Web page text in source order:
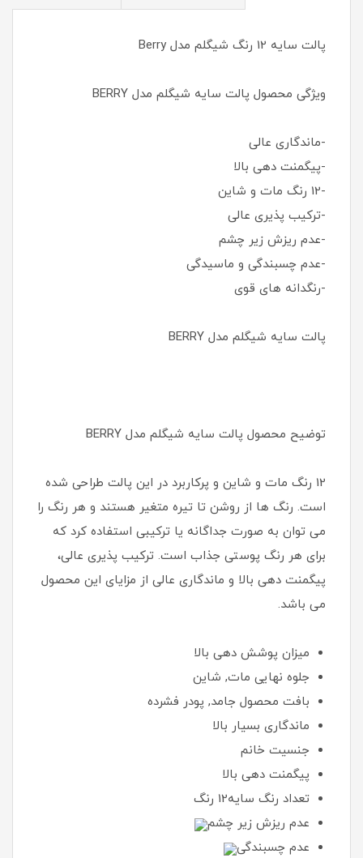
پالت سایه 12 رنگ شیگلم مدل Berry
ویژگی محصول پالت سایه شیگلم مدل BERRY
-ماندگاری عالی
-پیگمنت دهی بالا
-12 رنگ مات و شاین
-ترکیب پذیری عالی
-عدم ریزش زیر چشم
-عدم چسبندگی و ماسیدگی
-رنگدانه های قوی
پالت سایه شیگلم مدل BERRY
توضیح محصول پالت سایه شیگلم مدل BERRY
12 رنگ مات و شاین و پرکاربرد در این پالت طراحی شده
است. رنگ ها از روشن تا تیره متغیر هستند و هر رنگ را
می توان به صورت جداگانه یا ترکیبی استفاده کرد که
برای هر رنگ پوستی جذاب است. ترکیب پذیری عالی،
پیگمنت دهی بالا و ماندگاری عالی از مزایای این محصول
می باشد.
میزان پوشش دهی بالا
جلوه نهایی مات, شاین
بافت محصول جامد, پودر فشرده
ماندگاری بسیار بالا
جنسیت خانم
پیگمنت دهی بالا
تعداد رنگ سایه12 رنگ
عدم ریزش زیر چشم
عدم چسبندگی